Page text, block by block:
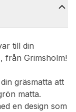
till din
, från Grimsholm!
gräsmatta att
matta.
en design som